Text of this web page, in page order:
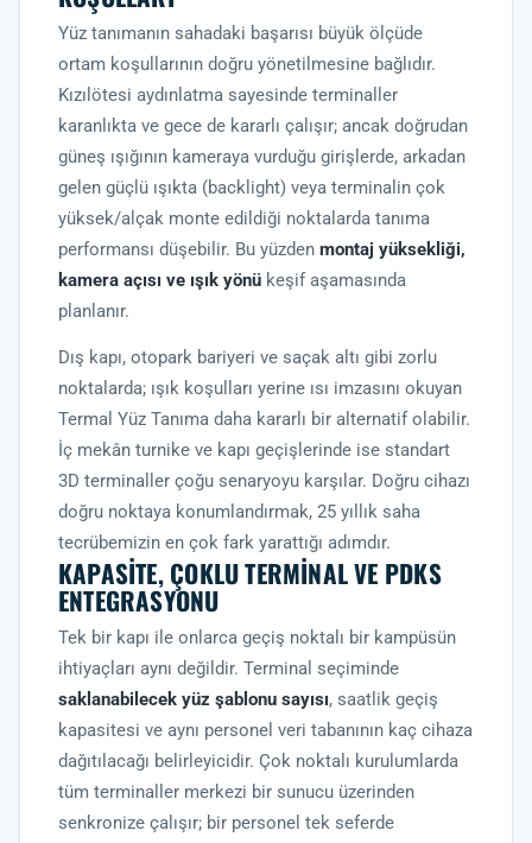
Yüz tanımanın sahadaki başarısı büyük ölçüde
ortam koşullarının doğru yönetilmesine bağlıdır.
Kızılötesi aydınlatma sayesinde terminaller
karanlıkta ve gece de kararlı çalışır; ancak doğrudan
güneş ışığının kameraya vurduğu girişlerde, arkadan
gelen güçlü ışıkta (backlight) veya terminalin çok
yüksek/alçak monte edildiği noktalarda tanıma
performansı düşebilir. Bu yüzden montaj yüksekliği,
kamera açısı ve ışık yönü keşif aşamasında
planlanır.
Dış kapı, otopark bariyeri ve saçak altı gibi zorlu
noktalarda; ışık koşulları yerine ısı imzasını okuyan
Termal Yüz Tanıma daha kararlı bir alternatif olabilir.
İç mekân turnike ve kapı geçişlerinde ise standart
3D terminaller çoğu senaryoyu karşılar. Doğru cihazı
doğru noktaya konumlandırmak, 25 yıllık saha
tecrübemizin en çok fark yarattığı adımdır.
KAPASITE, ÇOKLU TERMINAL VE PDKS
ENTEGRASYONU
Tek bir kapı ile onlarca geçiş noktalı bir kampüsün
ihtiyaçları aynı değildir. Terminal seçiminde
saklanabilecek yüz şablonu sayısı, saatlik geçiş
kapasitesi ve aynı personel veri tabanının kaç cihaza
dağıtılacağı belirleyicidir. Çok noktalı kurulumlarda
tüm terminaller merkezi bir sunucu üzerinden
senkronize çalışır; bir personel tek seferde